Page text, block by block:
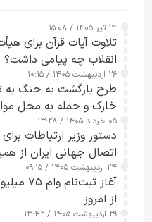
۱۴ تیر ۱۴۰۵ / ۱۵:۰۸
تلاوت آیات قرآن برای
انقلاب چه پیامی داشت؟
۲۶ اردیبهشت ۱۴۰۵ / ۱۰:۱۵
طرح‌ بازگشت به جنگ به
خارک و حمله به محل
۰۵ خرداد ۱۴۰۵ / ۱۳:۲۸
دستور وزیر ارتباطات
اتصال جهانی ایران از
کامل مردم تا ۲۴ ساعت آینده
۲۴ اردیبهشت ۱۴۰۵ / ۰۹:۱۵
آغاز
از امروز
۲۹ اردیبهشت ۱۴۰۵ / ۱۳:۴۲